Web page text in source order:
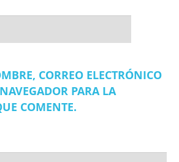
CORREO ELECTRÓNICO
PARA LA
COMENTE.